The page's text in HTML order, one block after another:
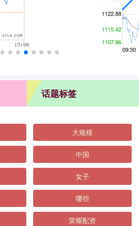
话题标签
大规模
中国
女子
哪些
荣耀配资